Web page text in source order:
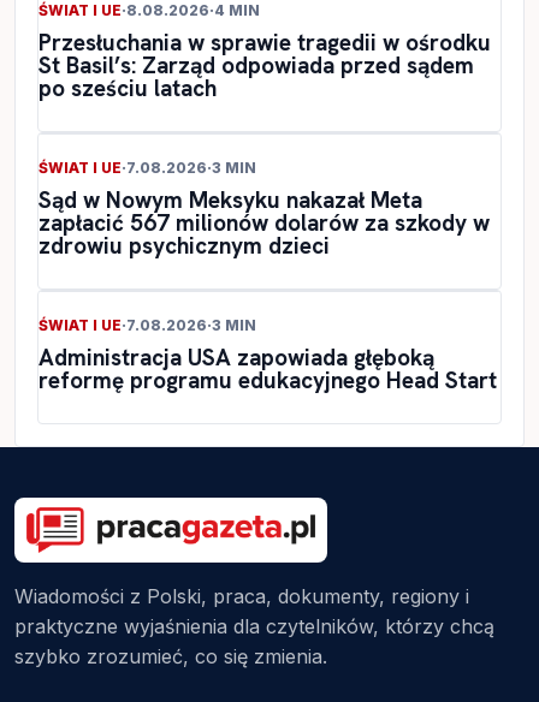
ŚWIAT I UE·8.08.2026·4 MIN
Przesłuchania w sprawie tragedii w ośrodku
St Basil’s: Zarząd odpowiada przed sądem
po sześciu latach
ŚWIAT I UE·7.08.2026·3 MIN
Sąd w Nowym Meksyku nakazał Meta
zapłacić 567 milionów dolarów za szkody w
zdrowiu psychicznym dzieci
ŚWIAT I UE·7.08.2026·3 MIN
Administracja USA zapowiada głęboką
reformę programu edukacyjnego Head Start
Wiadomości z Polski, praca, dokumenty, regiony i
praktyczne wyjaśnienia dla czytelników, którzy chcą
szybko zrozumieć, co się zmienia.